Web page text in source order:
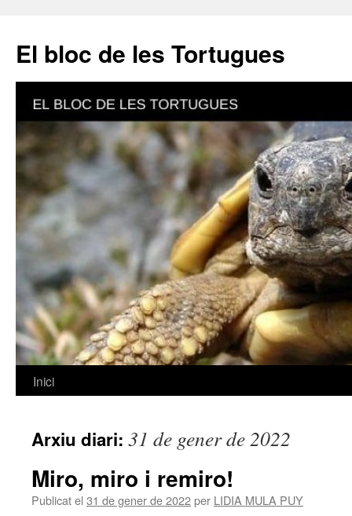
El bloc de les Tortugues
Vés
contingut
Inici
Arxiu diari: 31 de gener de 2022
Miro, miro i remiro!
Publicat el 31 de gener de 2022per LIDIA MULA PUY